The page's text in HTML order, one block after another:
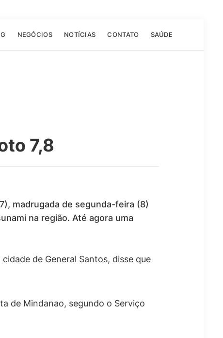
NEGÓCIOS NOTÍCIAS CONTATO SAÚDE
7,8
madrugada de segunda-feira (8)
na região. Até agora uma
de General Santos, disse que
de Mindanao, segundo o Serviço